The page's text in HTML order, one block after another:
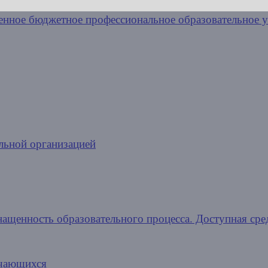
организацией
образовательного процесса. Доступная